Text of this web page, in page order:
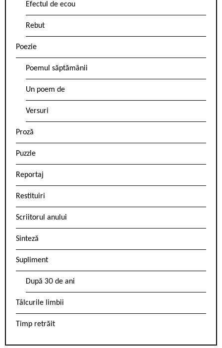
Efectul de ecou
Rebut
Poezie
Poemul săptămânii
Un poem de
Versuri
Proză
Puzzle
Reportaj
Restituiri
Scriitorul anului
Sinteză
Supliment
După 30 de ani
Tâlcurile limbii
Timp retrăit